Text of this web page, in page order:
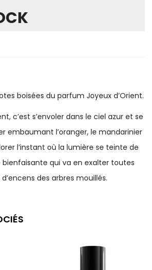
boisées du parfum Joyeux d’Orient.
c’est s’envoler dans le ciel azur et se
embaumant l’oranger, le mandarinier
l’instant où la lumière se teinte de
bienfaisante qui va en exalter toutes
des arbres mouillés.